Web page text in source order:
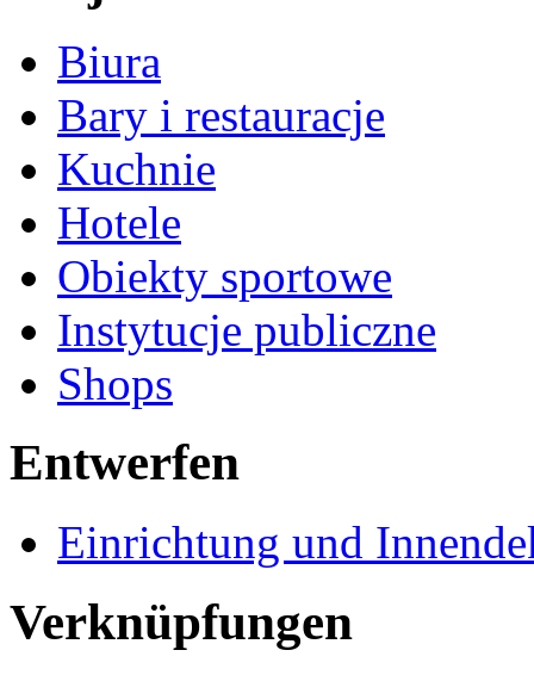
Biura
Bary i restauracje
Kuchnie
Hotele
Obiekty sportowe
Instytucje publiczne
Shops
Entwerfen
Einrichtung und
Verknüpfungen